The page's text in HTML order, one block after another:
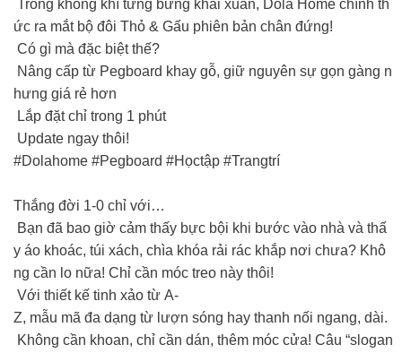
Trong không khí tưng bừng khai xuân, Dola Home chính th
ức ra mắt bộ đôi Thỏ & Gấu phiên bản chân đứng!
Có gì mà đặc biệt thế?
Nâng cấp từ Pegboard khay gỗ, giữ nguyên sự gọn gàng n
hưng giá rẻ hơn
Lắp đặt chỉ trong 1 phút
Update ngay thôi!
#Dolahome #Pegboard #Họctập #Trangtrí
Thắng đời 1-0 chỉ với…
Bạn đã bao giờ cảm thấy bực bội khi bước vào nhà và thấ
y áo khoác, túi xách, chìa khóa rải rác khắp nơi chưa? Khô
ng cần lo nữa! Chỉ cần móc treo này thôi!
Với thiết kế tinh xảo từ A-
Z, mẫu mã đa dạng từ lượn sóng hay thanh nối ngang, dài.
Không cần khoan, chỉ cần dán, thêm móc cửa! Câu “slogan